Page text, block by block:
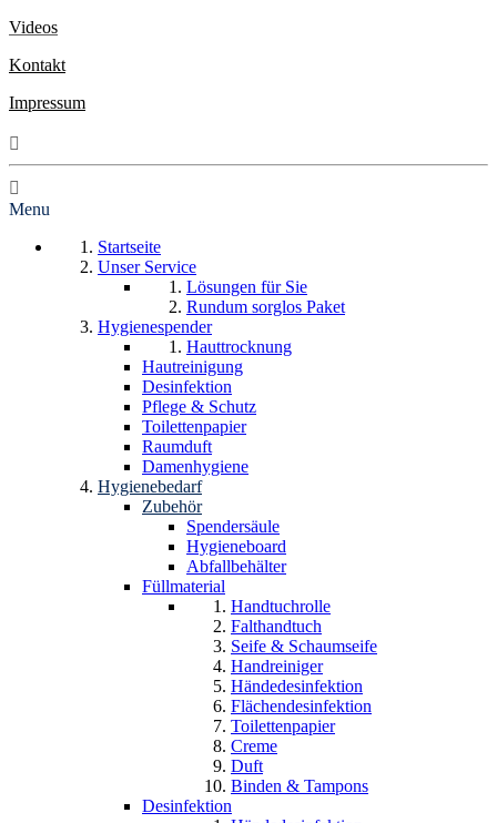
Videos
Kontakt
Impressum
Menu
Startseite
Unser Service
Lösungen für Sie
Rundum sorglos Paket
Hygienespender
Hauttrocknung
Hautreinigung
Desinfektion
Pflege & Schutz
Toilettenpapier
Raumduft
Damenhygiene
Hygienebedarf
Zubehör
Spendersäule
Hygieneboard
Abfallbehälter
Füllmaterial
Handtuchrolle
Falthandtuch
Seife & Schaumseife
Handreiniger
Händedesinfektion
Flächendesinfektion
Toilettenpapier
Creme
Duft
Binden & Tampons
Desinfektion